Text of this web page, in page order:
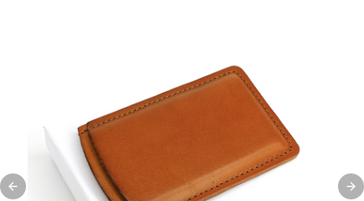
Previous slide